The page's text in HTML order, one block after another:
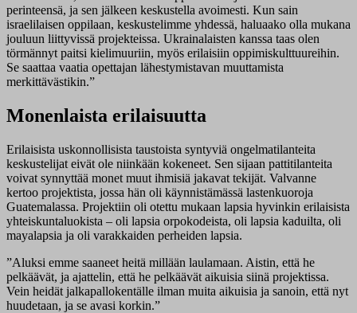
perinteensä, ja sen jälkeen keskustella avoimesti. Kun sain
israelilaisen oppilaan, keskustelimme yhdessä, haluaako olla mukana
jouluun liittyvissä projekteissa. Ukrainalaisten kanssa taas olen
törmännyt paitsi kielimuuriin, myös erilaisiin oppimiskulttuureihin.
Se saattaa vaatia opettajan lähestymistavan muuttamista
merkittävästikin.”
Monenlaista erilaisuutta
Erilaisista uskonnollisista taustoista syntyviä ongelmatilanteita
keskustelijat eivät ole niinkään kokeneet. Sen sijaan pattitilanteita
voivat synnyttää monet muut ihmisiä jakavat tekijät. Valvanne
kertoo projektista, jossa hän oli käynnistämässä lastenkuoroja
Guatemalassa. Projektiin oli otettu mukaan lapsia hyvinkin erilaisista
yhteiskuntaluokista – oli lapsia orpokodeista, oli lapsia kaduilta, oli
mayalapsia ja oli varakkaiden perheiden lapsia.
”Aluksi emme saaneet heitä millään laulamaan. Aistin, että he
pelkäävät, ja ajattelin, että he pelkäävät aikuisia siinä projektissa.
Vein heidät jalkapallokentälle ilman muita aikuisia ja sanoin, että nyt
huudetaan, ja se avasi korkin.”